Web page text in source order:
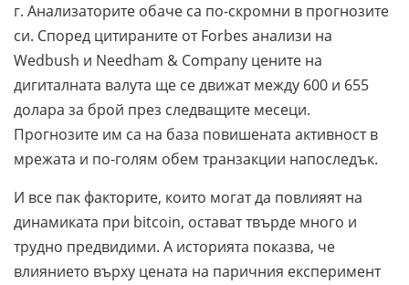
г. Анализаторите обаче са по-скромни в прогнозите
си. Според цитираните от Forbes анализи на
Wedbush и Needham & Company цените на
дигиталната валута ще се движат между 600 и 655
долара за брой през следващите месеци.
Прогнозите им са на база повишената активност в
мрежата и по-голям обем транзакции напоследък.
И все пак факторите, които могат да повлияят на
динамиката при bitcoin, остават твърде много и
трудно предвидими. А историята показва, че
влиянието върху цената на паричния експеримент